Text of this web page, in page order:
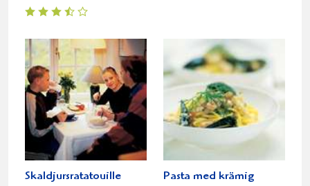
Skaldjursratatouille
Pasta med krämig